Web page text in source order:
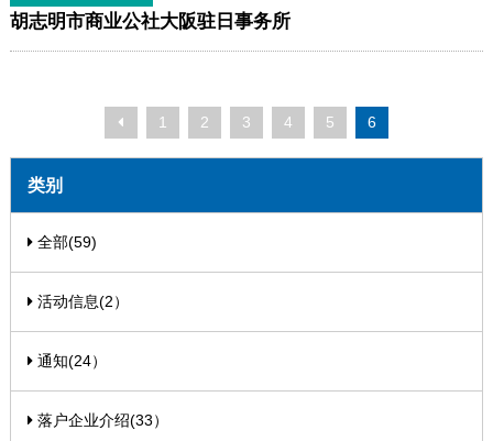
胡志明市商业公社大阪驻日事务所
1 2 3 4 5 6
类别
全部(59)
活动信息(2）
通知(24）
落户企业介绍(33）